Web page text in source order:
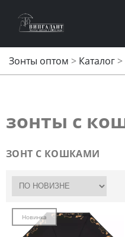
Зонты оптом > Каталог>
зонты с
ЗОНТ С КОШКАМИ
Новинка